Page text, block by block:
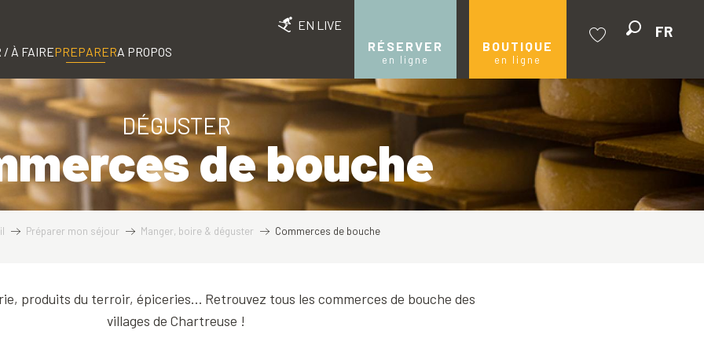
EN LIVE
RÉSERVER
en ligne
BOUTIQUE
en ligne
FR
/ À FAIREPREPARERA PROPOS
DÉGUSTER
de bouche
Préparer mon séjour Manger, boire & déguster Commerces de bouche
produits du terroir, épiceries… Retrouvez tous les commerces de bouche des
villages de Chartreuse !